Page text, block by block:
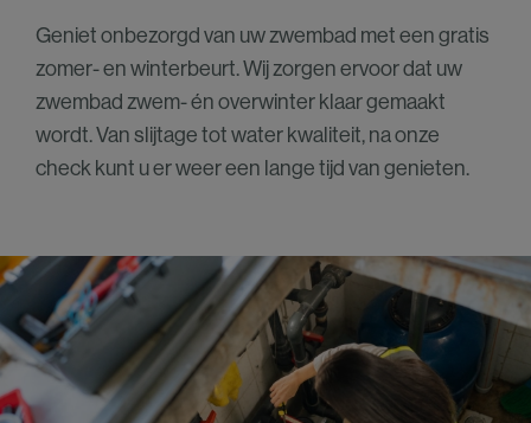
Geniet onbezorgd van uw zwembad met een gratis
zomer- en winterbeurt. Wij zorgen ervoor dat uw
zwembad zwem- én overwinter klaar gemaakt
wordt. Van slijtage tot water kwaliteit, na onze
check kunt u er weer een lange tijd van genieten.